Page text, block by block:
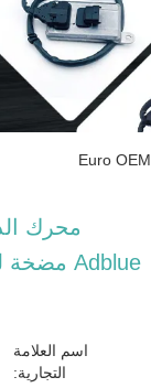
اسم العلامة
التجارية: